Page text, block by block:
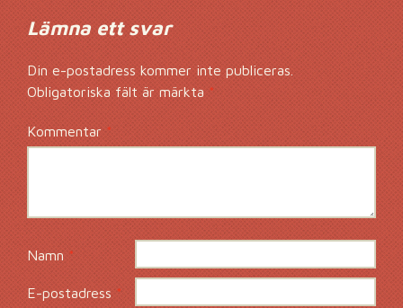
Lämna ett svar
Din e-postadress kommer inte publiceras.
Obligatoriska fält är märkta*
Kommentar*
Namn *
E-postadress*